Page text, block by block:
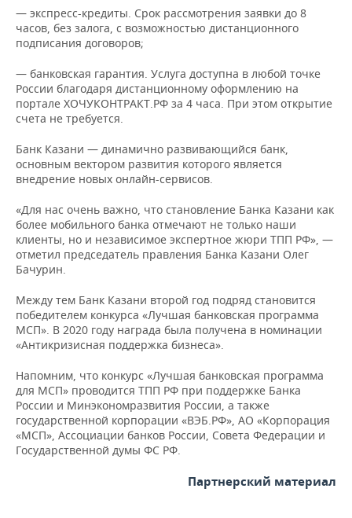
ВОЛЕЙБОЛ
КИБЕРСПОРТ
ФИГУРНОЕ КАТАНИЕ
ВОДНЫЕ ВИДЫ СПОРТА
ХОККЕЙ С МЯЧОМ
ИСТОРИЯ
КУЛЬТУРА
МЕДИЦИНА
ОБРАЗОВАНИЕ
ПРОИСШЕСТВИЯ
СПИСОК ПЕРСОН
СПИСОК КОМПАНИЙ
ПОЛНАЯ ВЕРСИЯ
— экспресс-кредиты. Срок рассмотрения заявки до 8
часов, без залога, с возможностью дистанционного
подписания договоров;
— банковская гарантия. Услуга доступна в любой точке
России благодаря дистанционному оформлению на
портале ХОЧУКОНТРАКТ.РФ за 4 часа. При этом открытие
счета не требуется.
Банк Казани — динамично развивающийся банк,
основным вектором развития которого является
внедрение новых онлайн-сервисов.
«Для нас очень важно, что становление Банка Казани как
более мобильного банка отмечают не только наши
клиенты, но и независимое экспертное жюри ТПП РФ», —
отметил председатель правления Банка Казани Олег
Бачурин.
Между тем Банк Казани второй год подряд становится
победителем конкурса «Лучшая банковская программа
МСП». В 2020 году награда была получена в номинации
«Антикризисная поддержка бизнеса».
Напомним, что конкурс «Лучшая банковская программа
для МСП» проводится ТПП РФ при поддержке Банка
России и Минэкономразвития России, а также
государственной корпорации «ВЭБ.РФ», АО «Корпорация
«МСП», Ассоциации банков России, Совета Федерации и
Государственной думы ФС РФ.
Партнерский материал